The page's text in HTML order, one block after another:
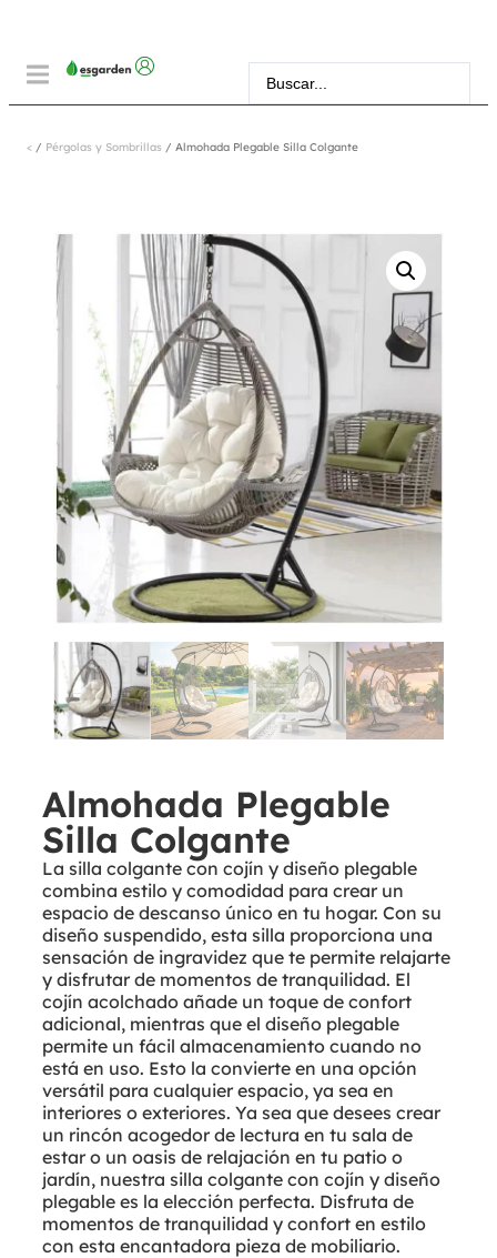
< / Pérgolas y Sombrillas / Almohada Plegable Silla Colgante
Almohada Plegable
Silla Colgante
La silla colgante con cojín y diseño plegable
combina estilo y comodidad para crear un
espacio de descanso único en tu hogar. Con su
diseño suspendido, esta silla proporciona una
sensación de ingravidez que te permite relajarte
y disfrutar de momentos de tranquilidad. El
cojín acolchado añade un toque de confort
adicional, mientras que el diseño plegable
permite un fácil almacenamiento cuando no
está en uso. Esto la convierte en una opción
versátil para cualquier espacio, ya sea en
interiores o exteriores. Ya sea que desees crear
un rincón acogedor de lectura en tu sala de
estar o un oasis de relajación en tu patio o
jardín, nuestra silla colgante con cojín y diseño
plegable es la elección perfecta. Disfruta de
momentos de tranquilidad y confort en estilo
con esta encantadora pieza de mobiliario.